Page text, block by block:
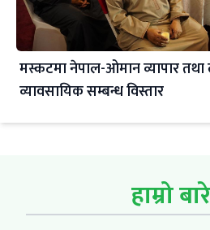
मस्कटमा नेपाल-ओमान व्यापार तथा
व्यावसायिक सम्बन्ध विस्तार
हाम्रो